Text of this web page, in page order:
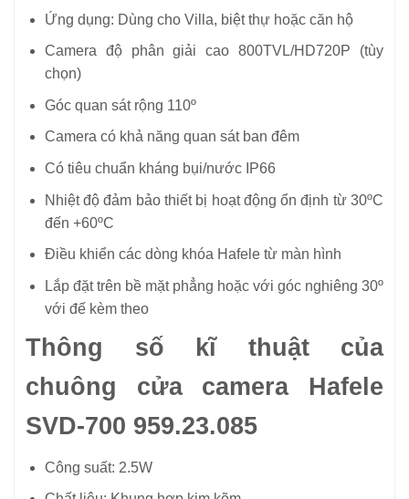
Ứng dụng: Dùng cho Villa, biệt thự hoặc căn hộ
Camera độ phân giải cao 800TVL/HD720P (tùy
chọn)
Góc quan sát rộng 110º
Camera có khả năng quan sát ban đêm
Có tiêu chuẩn kháng bụi/nước IP66
Nhiệt độ đảm bảo thiết bị hoạt động ổn định từ 30ºC
đến +60ºC
Điều khiển các dòng khóa Hafele từ màn hình
Lắp đặt trên bề mặt phẳng hoặc với góc nghiêng 30º
với đế kèm theo
Thông số kĩ thuật của
chuông cửa camera Hafele
SVD-700 959.23.085
Công suất: 2.5W